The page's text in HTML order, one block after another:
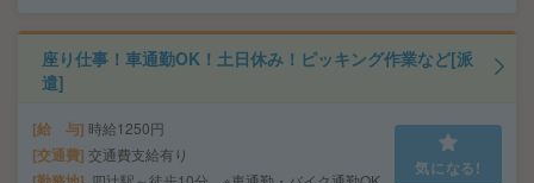
座り仕事！車通勤OK！土日休み！ピッキング作業など[派
遣]
給 与 時給1250円
交通費 交通費支給有り
気になる!